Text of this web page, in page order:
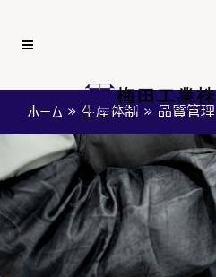
ホーム »生産体制 » 品質管理